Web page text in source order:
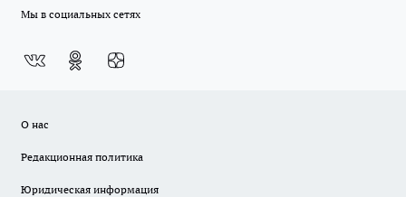
Мы в социальных сетях
О нас
Редакционная политика
Юридическая информация